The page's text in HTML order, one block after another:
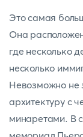
Это самая
Она
где несколько
несколько
Невозможно не
архитектуру с
минаретами. В